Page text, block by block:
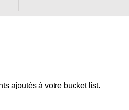
ajoutés à votre bucket list.